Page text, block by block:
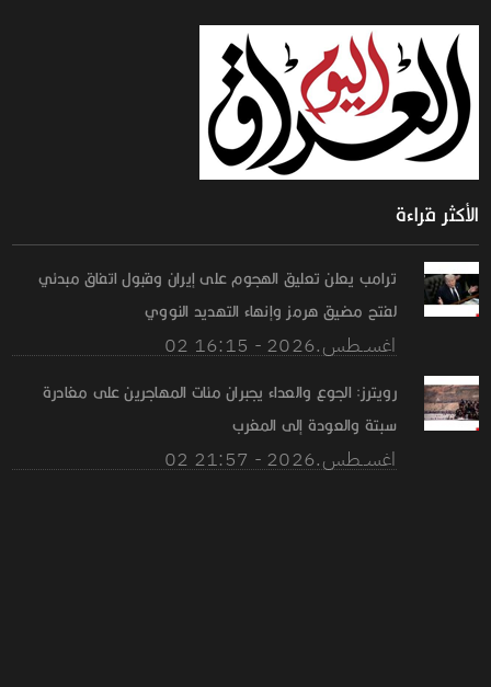
الأكثر قراءة
ترامب يعلن تعليق الهجوم على إيران وقبول اتفاق مبدئي
لفتح مضيق هرمز وإنهاء التهديد النووي
02 اغســطس.2026 - 16:15
رويترز: الجوع والعداء يجبران مئات المهاجرين على مغادرة
سبتة والعودة إلى المغرب
02 اغســطس.2026 - 21:57